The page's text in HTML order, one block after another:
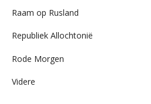
Raam op Rusland
Republiek Allochtonië
Rode Morgen
Videre